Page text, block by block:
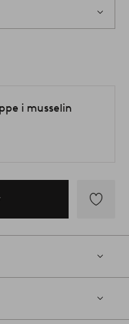
i musselin
til